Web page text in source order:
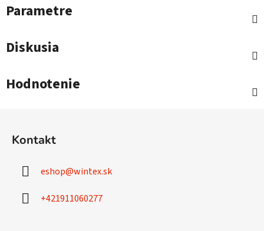
Parametre
Diskusia
Hodnotenie
Kontakt
eshop@wintex.sk
+421911060277